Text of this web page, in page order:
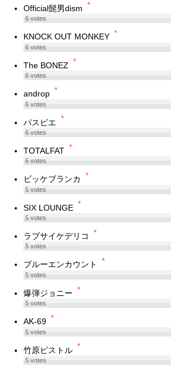
Official髭男dism *
6votes
KNOCK OUT MONKEY *
6votes
The BONEZ *
6votes
androp *
6votes
パスピエ *
6votes
TOTALFAT *
6votes
ビッケブランカ *
5votes
SIX LOUNGE *
5votes
ラブサイケデリコ *
5votes
ブルーエンカウント *
5votes
爆弾ジョニー *
5votes
AK-69 *
5votes
竹原ピストル *
5votes